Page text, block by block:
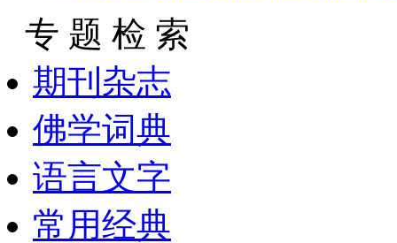
专 题 检 索
期刊杂志
佛学词典
语言文字
常用经典